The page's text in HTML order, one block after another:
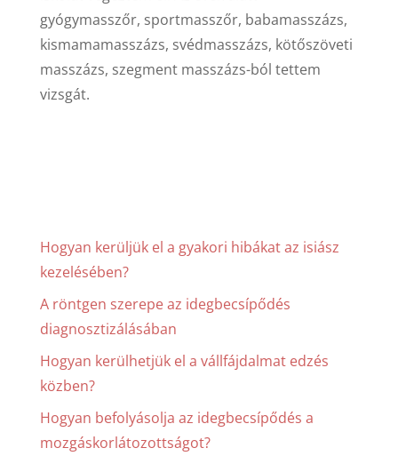
gyógymasszőr, sportmasszőr, babamasszázs,
kismamamasszázs, svédmasszázs, kötőszöveti
masszázs, szegment masszázs-ból tettem
vizsgát.
Hogyan kerüljük el a gyakori hibákat az isiász
kezelésében?
A röntgen szerepe az idegbecsípődés
diagnosztizálásában
Hogyan kerülhetjük el a vállfájdalmat edzés
közben?
Hogyan befolyásolja az idegbecsípődés a
mozgáskorlátozottságot?